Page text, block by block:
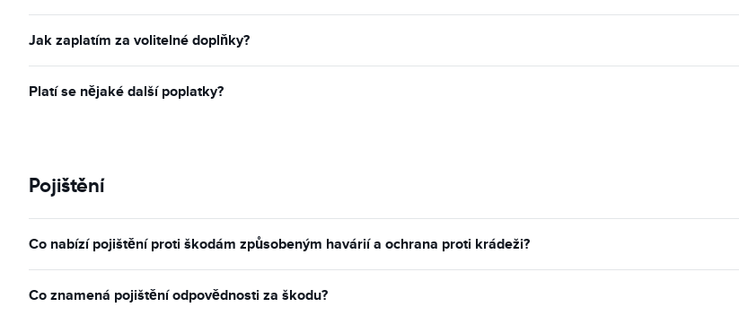
Jak zaplatím za volitelné doplňky?
Platí se nějaké další poplatky?
Pojištění
Co nabízí pojištění proti škodám způsobeným havárií a ochrana proti krádeži?
Co znamená pojištění odpovědnosti za škodu?